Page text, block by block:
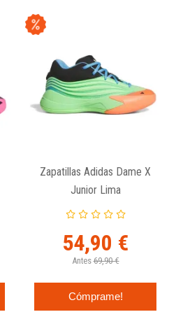
Zapatillas Adidas Dame X
Junior Lima
54,90 €
Antes 69,90 €
Cómprame!